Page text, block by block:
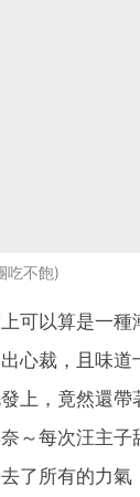
吃不飽
可以算是一種
心裁，且味
上，竟然還帶
～每次汪主子
了所有的力氣